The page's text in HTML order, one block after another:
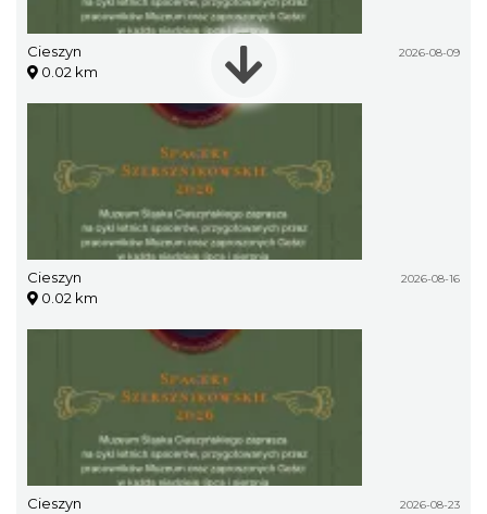
Cieszyn 2026-08-09
0.02 km
Cieszyn 2026-08-16
0.02 km
Cieszyn 2026-08-23